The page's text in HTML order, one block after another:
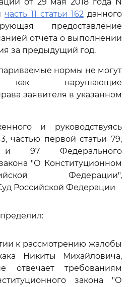
часть 11 статьи 162 данного
предоставление
отчета о выполнении
за предыдущий год.
нормы не могут
как нарушающие
заявителя в указанном
и руководствуясь
частью первой статьи 79,
97 Федерального
"О Конституционном
Федерации",
Российской Федерации
к рассмотрению жалобы
Никиты Михайловича,
отвечает требованиям
закона "О